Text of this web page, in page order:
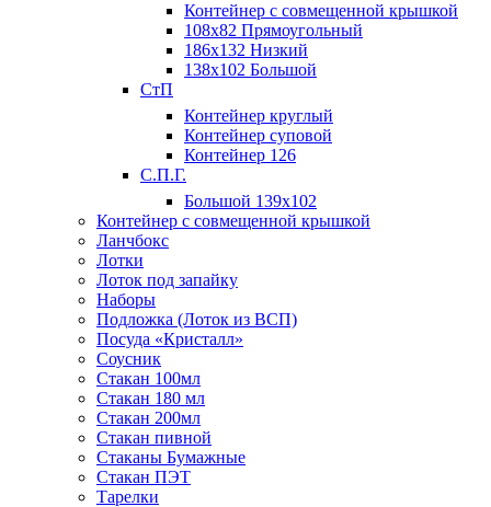
Контейнер с совмещенной крышкой
108х82 Прямоугольный
186х132 Низкий
138х102 Большой
СтП
Контейнер круглый
Контейнер суповой
Контейнер 126
С.П.Г.
Большой 139х102
Контейнер с совмещенной крышкой
Ланчбокс
Лотки
Лоток под запайку
Наборы
Подложка (Лоток из ВСП)
Посуда «Кристалл»
Соусник
Стакан 100мл
Стакан 180 мл
Стакан 200мл
Стакан пивной
Стаканы Бумажные
Стакан ПЭТ
Тарелки